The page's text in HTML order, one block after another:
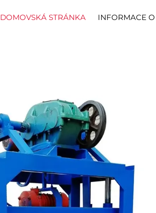
DOMOVSKÁ STRÁNKA INFORMACE